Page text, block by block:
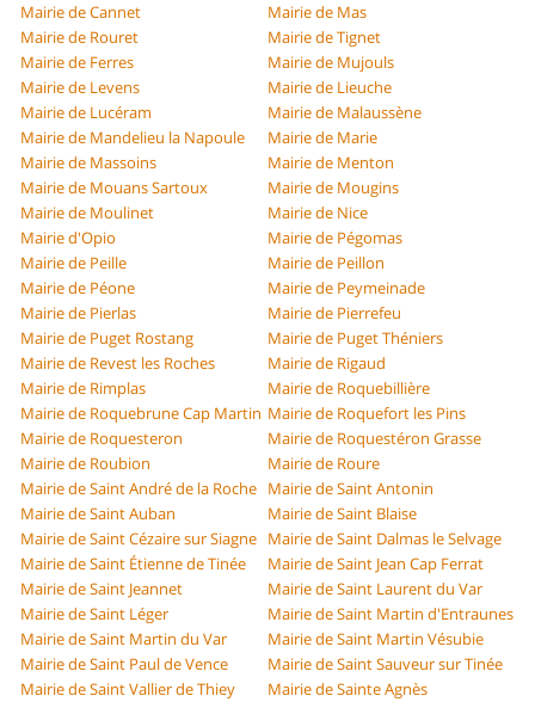
Mairie de Cannet
Mairie de Mas
Mairie de Rouret
Mairie de Tignet
Mairie de Ferres
Mairie de Mujouls
Mairie de Levens
Mairie de Lieuche
Mairie de Lucéram
Mairie de Malaussène
Mairie de Mandelieu la Napoule
Mairie de Marie
Mairie de Massoins
Mairie de Menton
Mairie de Mouans Sartoux
Mairie de Mougins
Mairie de Moulinet
Mairie de Nice
Mairie d'Opio
Mairie de Pégomas
Mairie de Peille
Mairie de Peillon
Mairie de Péone
Mairie de Peymeinade
Mairie de Pierlas
Mairie de Pierrefeu
Mairie de Puget Rostang
Mairie de Puget Théniers
Mairie de Revest les Roches
Mairie de Rigaud
Mairie de Rimplas
Mairie de Roquebillière
Mairie de Roquebrune Cap Martin Mairie de Roquefort les Pins
Mairie de Roquesteron
Mairie de Roquestéron Grasse
Mairie de Roubion
Mairie de Roure
Mairie de Saint André de la Roche Mairie de Saint Antonin
Mairie de Saint Auban
Mairie de Saint Blaise
Mairie de Saint Cézaire sur Siagne Mairie de Saint Dalmas le Selvage
Mairie de Saint Étienne de Tinée
Mairie de Saint Jean Cap Ferrat
Mairie de Saint Jeannet
Mairie de Saint Laurent du Var
Mairie de Saint Léger
Mairie de Saint Martin d'Entraunes
Mairie de Saint Martin du Var
Mairie de Saint Martin Vésubie
Mairie de Saint Paul de Vence
Mairie de Saint Sauveur sur Tinée
Mairie de Saint Vallier de Thiey
Mairie de Sainte Agnès